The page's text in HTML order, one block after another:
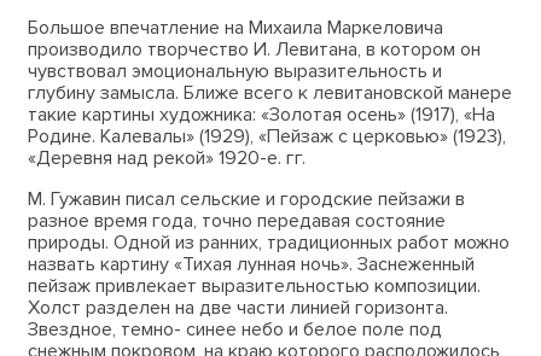
Большое впечатление на Михаила Маркеловича
производило творчество И. Левитана, в котором он
чувствовал эмоциональную выразительность и
глубину замысла. Ближе всего к левитановской манере
такие картины художника: «Золотая осень» (1917), «На
Родине. Калевалы» (1929), «Пейзаж с церковью» (1923),
«Деревня над рекой» 1920-е. гг.
М. Гужавин писал сельские и городские пейзажи в
разное время года, точно передавая состояние
природы. Одной из ранних, традиционных работ можно
назвать картину «Тихая лунная ночь». Заснеженный
пейзаж привлекает выразительностью композиции.
Холст разделен на две части линией горизонта.
Звездное, темно- синее небо и белое поле под
снежным покровом, на краю которого расположилось